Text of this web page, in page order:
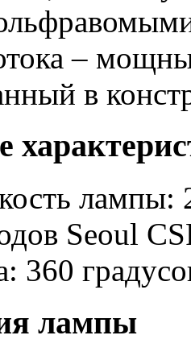
–
в
лампы:
Seoul
360
лампы